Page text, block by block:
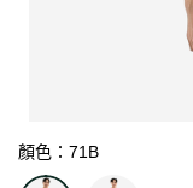
顏色：71B